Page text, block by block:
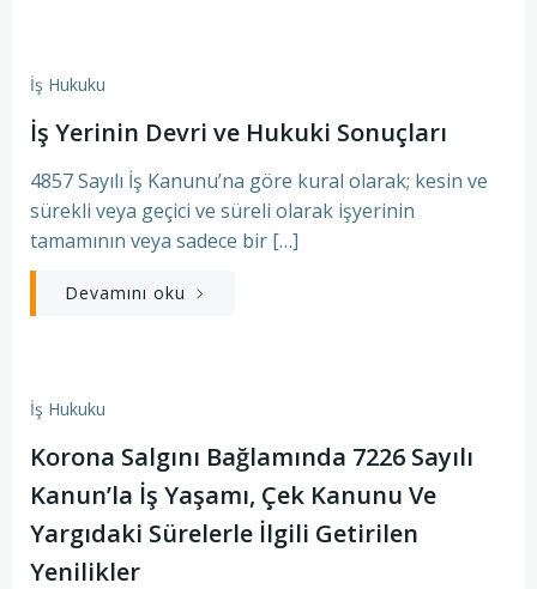
İş Hukuku
İş Yerinin Devri ve Hukuki Sonuçları
4857 Sayılı İş Kanunu’na göre kural olarak; kesin ve
sürekli veya geçici ve süreli olarak işyerinin
tamamının veya sadece bir […]
Devamını oku
İş Hukuku
Korona Salgını Bağlamında 7226 Sayılı
Kanun’la İş Yaşamı, Çek Kanunu Ve
Yargıdaki Sürelerle İlgili Getirilen
Yenilikler